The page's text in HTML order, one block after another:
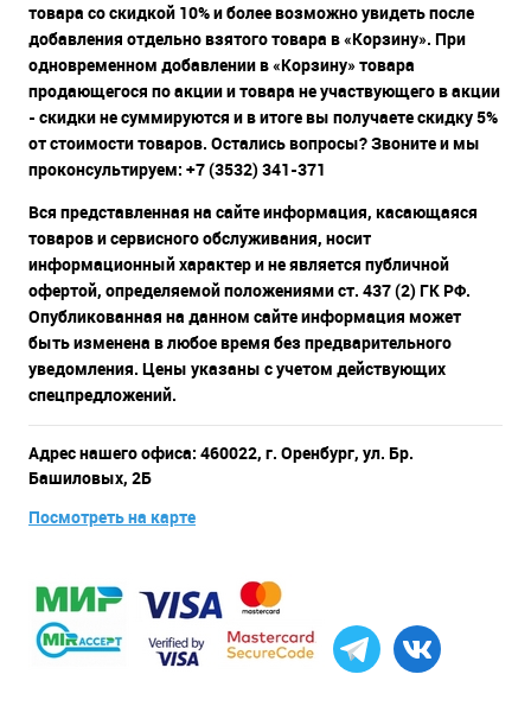
товара со скидкой 10% и более возможно увидеть после
добавления отдельно взятого товара в «Корзину». При
одновременном добавлении в «Корзину» товара
продающегося по акции и товара не участвующего в акции
- скидки не суммируются и в итоге вы получаете скидку 5%
от стоимости товаров. Остались вопросы? Звоните и мы
проконсультируем: +7 (3532) 341-371
Вся представленная на сайте информация, касающаяся
товаров и сервисного обслуживания, носит
информационный характер и не является публичной
офертой, определяемой положениями ст. 437 (2) ГК РФ.
Опубликованная на данном сайте информация может
быть изменена в любое время без предварительного
уведомления. Цены указаны с учетом действующих
спецпредложений.
Адрес нашего офиса: 460022, г. Оренбург, ул. Бр.
Башиловых, 2Б
Посмотреть на карте